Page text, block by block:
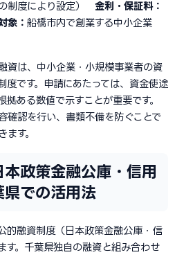
制度により設定） 金利・保証料：
象： 船橋市内で創業する中小企業
資は、中小企業・小規模事業者の資
度です。申請にあたっては、資金使途
ある数値で示すことが重要です。
確認を行い、書類不備を防ぐことで
す。
政策金融公庫・信用
での活用法
的融資制度（日本政策金融公庫・信
す。千葉県独自の融資と組み合わせ